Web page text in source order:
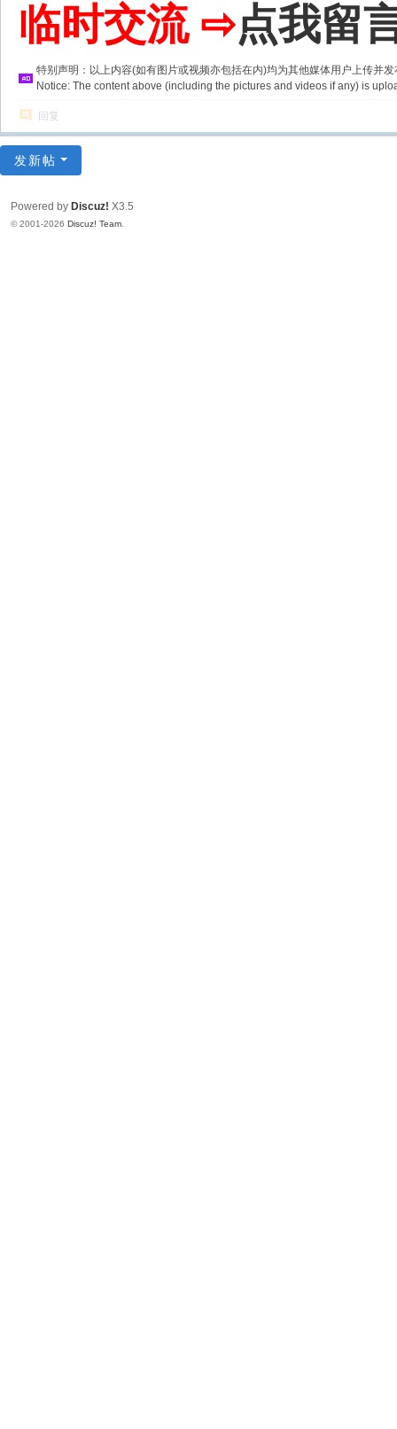
临时交流 ⇨点我留
特别声明：以上内容(如有图片或视频亦包括在内)均为其他媒体用户上传并
Notice: The content above (including the pictures and videos if any) is
回复
发新帖
Powered by Discuz! X3.5
© 2001-2026 Discuz! Team